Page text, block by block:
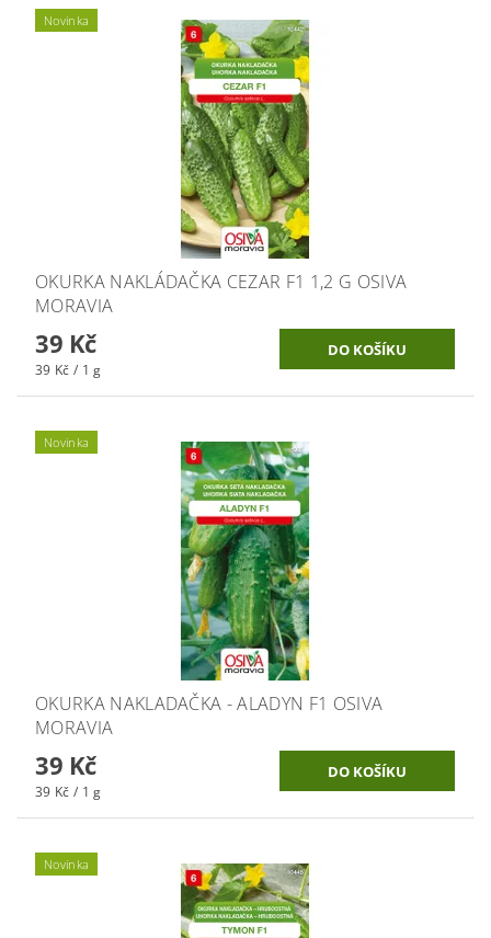
Novinka
OKURKA NAKLÁDAČKA CEZAR F1 1,2 G OSIVA
MORAVIA
39 Kč
39 Kč / 1 g
Novinka
OKURKA NAKLADAČKA - ALADYN F1 OSIVA
MORAVIA
39 Kč
39 Kč / 1 g
Novinka